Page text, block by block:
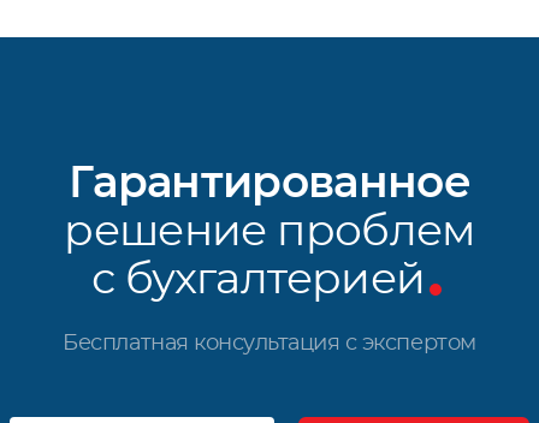
Гарантированное
решение проблем
с бухгалтерией
Бесплатная консультация с экспертом